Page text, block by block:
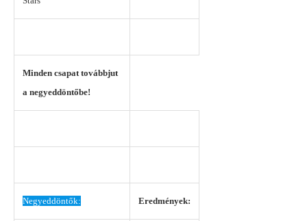
Minden csapat továbbjut
a negyeddöntőbe!
Negyeddöntők: Eredmények: